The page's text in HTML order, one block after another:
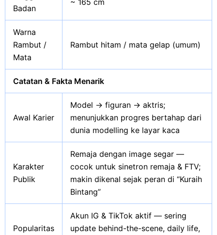
Badan
Warna
Rambut /
Mata
Rambut hitam / mata gelap (umum)
Catatan & Fakta Menarik
Awal Karier
Model → figuran → aktris;
menunjukkan progres bertahap dari
dunia modelling ke layar kaca
Karakter
Publik
Remaja dengan image segar —
cocok untuk sinetron remaja & FTV;
makin dikenal sejak peran di “Kuraih
Bintang”
Popularitas
Akun IG & TikTok aktif — sering
update behind-the-scene, daily life,